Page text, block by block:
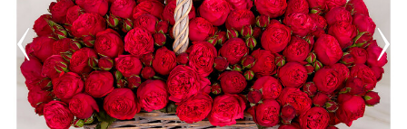
Коллекции!!!
Розы